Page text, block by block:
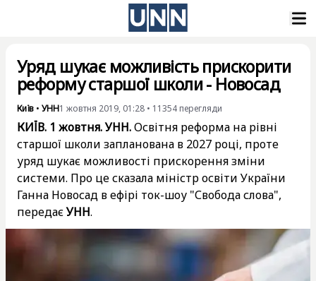
Уряд шукає можливість прискорити
реформу старшої школи - Новосад
Київ • УНН1 жовтня 2019, 01:28 • 11354 перегляди
КИЇВ. 1 жовтня. УНН.Освітня реформа на рівні
старшої школи запланована в 2027 році, проте
уряд шукає можливості прискорення зміни
системи. Про це сказала міністр освіти України
Ганна Новосад в ефірі ток-шоу "Свобода слова",
передаєУНН.